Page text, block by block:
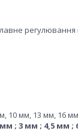
10 мм, 13 мм, 16
мм ; 3 мм ; 4,5 мм ;